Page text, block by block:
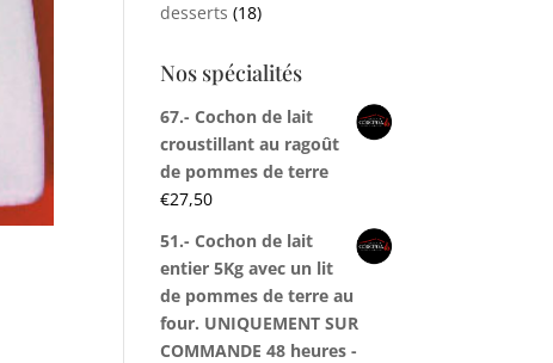
desserts (18)
Nos spécialités
67.- Cochon de lait
croustillant au ragoût
de pommes de terre
€27,50
51.- Cochon de lait
entier 5Kg avec un lit
de pommes de terre au
four. UNIQUEMENT SUR
COMMANDE 48 heures -